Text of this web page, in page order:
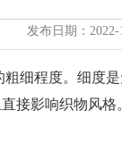
发布日期：
细程度。细度
接影响织物风格